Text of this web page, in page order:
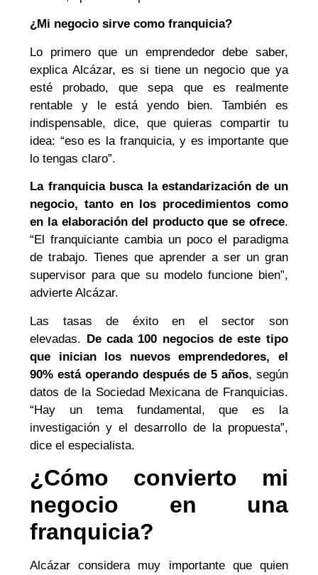
¿Mi negocio sirve como franquicia?
Lo primero que un emprendedor debe saber,
explica Alcázar, es si tiene un negocio que ya
esté probado, que sepa que es realmente
rentable y le está yendo bien. También es
indispensable, dice, que quieras compartir tu
idea: “eso es la franquicia, y es importante que
lo tengas claro”.
La franquicia busca la estandarización de un
negocio, tanto en los procedimientos como
en la elaboración del producto que se ofrece.
“El franquiciante cambia un poco el paradigma
de trabajo. Tienes que aprender a ser un gran
supervisor para que su modelo funcione bien”,
advierte Alcázar.
Las tasas de éxito en el sector son
elevadas. De cada 100 negocios de este tipo
que inician los nuevos emprendedores, el
90% está operando después de 5 años, según
datos de la Sociedad Mexicana de Franquicias.
“Hay un tema fundamental, que es la
investigación y el desarrollo de la propuesta”,
dice el especialista.
¿Cómo convierto mi
negocio en una
franquicia?
Alcázar considera muy importante que quien